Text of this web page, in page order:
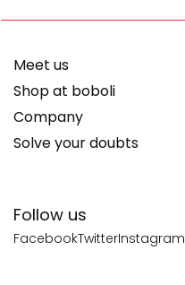
Follow us
FacebookTwitterInstagram
Meet us
Shop at boboli
Company
Solve your doubts